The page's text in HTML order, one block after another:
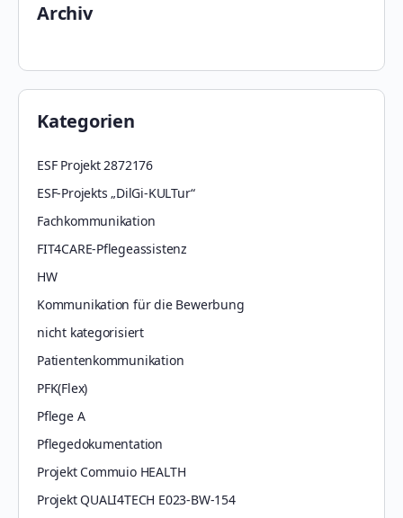
Archiv
Kategorien
ESF Projekt 2872176
ESF-Projekts „DilGi-KULTur“
Fachkommunikation
FIT4CARE-Pflegeassistenz
HW
Kommunikation für die Bewerbung
nicht kategorisiert
Patientenkommunikation
PFK(Flex)
Pflege A
Pflegedokumentation
Projekt Commuio HEALTH
Projekt QUALI4TECH E023-BW-154